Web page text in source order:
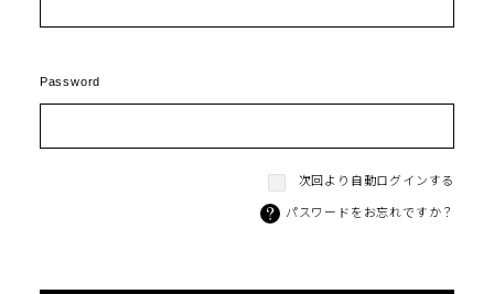
Password
次回より自動ログインする
パスワードをお忘れですか？